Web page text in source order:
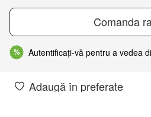
Comanda
% Autentificați-vă pentru a vedea
Adaugă în preferate